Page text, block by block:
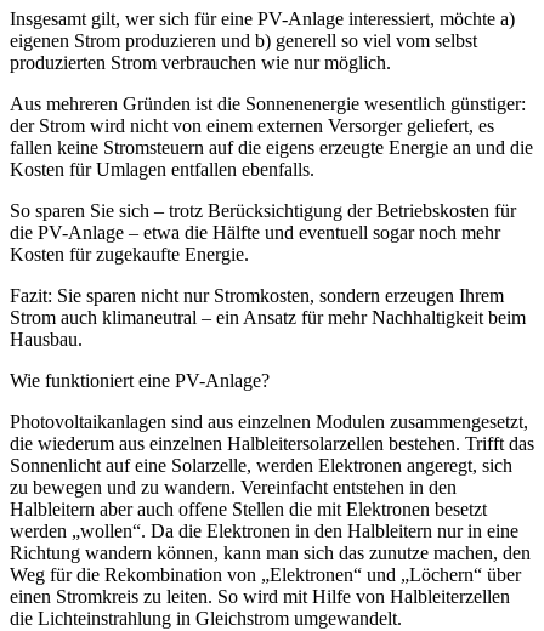
Insgesamt gilt, wer sich für eine PV-Anlage interessiert, möchte a)
eigenen Strom produzieren und b) generell so viel vom selbst
produzierten Strom verbrauchen wie nur möglich.
Aus mehreren Gründen ist die Sonnenenergie wesentlich günstiger:
der Strom wird nicht von einem externen Versorger geliefert, es
fallen keine Stromsteuern auf die eigens erzeugte Energie an und die
Kosten für Umlagen entfallen ebenfalls.
So sparen Sie sich – trotz Berücksichtigung der Betriebskosten für
die PV-Anlage – etwa die Hälfte und eventuell sogar noch mehr
Kosten für zugekaufte Energie.
Fazit: Sie sparen nicht nur Stromkosten, sondern erzeugen Ihrem
Strom auch klimaneutral – ein Ansatz für mehr Nachhaltigkeit beim
Hausbau.
Wie funktioniert eine PV-Anlage?
Photovoltaikanlagen sind aus einzelnen Modulen zusammengesetzt,
die wiederum aus einzelnen Halbleitersolarzellen bestehen. Trifft das
Sonnenlicht auf eine Solarzelle, werden Elektronen angeregt, sich
zu bewegen und zu wandern. Vereinfacht entstehen in den
Halbleitern aber auch offene Stellen die mit Elektronen besetzt
werden „wollen“. Da die Elektronen in den Halbleitern nur in eine
Richtung wandern können, kann man sich das zunutze machen, den
Weg für die Rekombination von „Elektronen“ und „Löchern“ über
einen Stromkreis zu leiten. So wird mit Hilfe von Halbleiterzellen
die Lichteinstrahlung in Gleichstrom umgewandelt.